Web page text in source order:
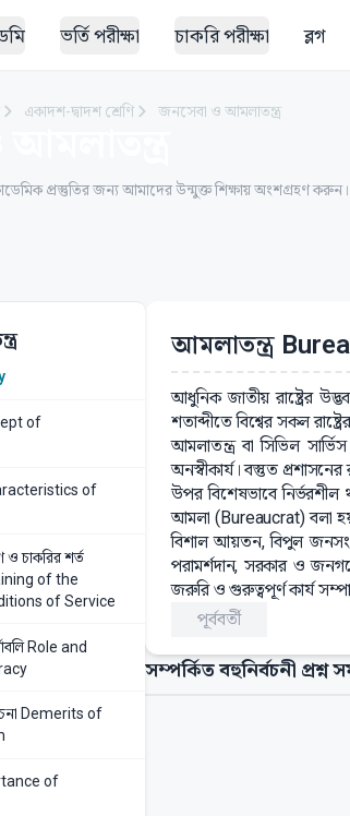
ভর্তি পরীক্ষা চাকরি পরীক্ষা ব্লগ
একাদশ-দ্বাদশ শ্রেণি জনসেবা ও আমলাতন্ত্র
প্রস্তুতির জন্য আমাদের উন্মুক্ত শিক্ষায় অংশগ্রহণ করুন।
of
of
চাকরির শর্ত
of the
of Service
Role and
Demerits of
of
আমলাতন্ত্র
আধুনিক জাতীয় রাষ্ট্রের
শতাব্দীতে বিশ্বের সকল
আমলাতন্ত্র বা সিভিল
অনস্বীকার্য। বস্তুত
উপর বিশেষভাবে নির্ভরশীল
আমলা (Bureaucrat) বলা
বিশাল আয়তন, বিপুল
পরামর্শদান, সরকার ও
জরুরি ও গুরুত্বপূর্ণ কার্য
পূর্ববর্তী
সম্পর্কিত বহুনির্বচনী প্রশ্ন